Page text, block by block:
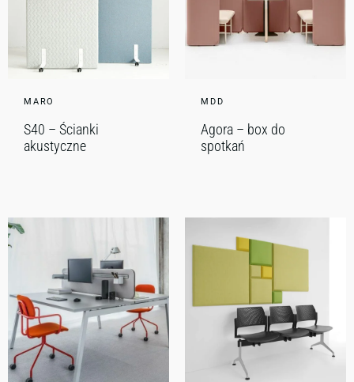
MARO
S40 – Ścianki
akustyczne
MDD
Agora – box do
spotkań